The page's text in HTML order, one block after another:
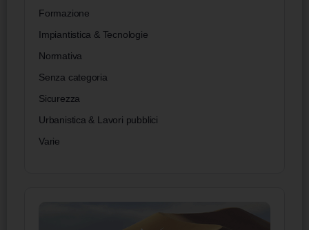
Formazione
Impiantistica & Tecnologie
Normativa
Senza categoria
Sicurezza
Urbanistica & Lavori pubblici
Varie